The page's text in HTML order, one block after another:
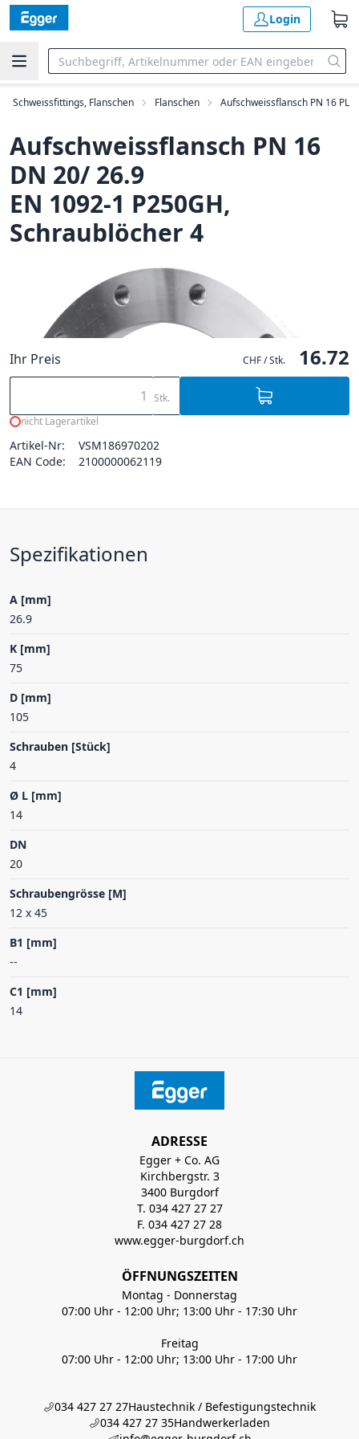
Login
Schweissfittings, Flanschen Flanschen Aufschweissflansch PN 16 PL
Aufschweissflansch PN 16
DN 20/ 26.9
EN 1092-1 P250GH,
Schraublöcher 4
Ihr Preis CHF / Stk. 16.72
Stk.
nicht Lagerartikel
Artikel-Nr:
VSM186970202
EAN Code:
2100000062119
Spezifikationen
A [mm]
26.9
K [mm]
75
D [mm]
105
Schrauben [Stück]
4
Ø L [mm]
14
DN
20
Schraubengrösse [M]
12 x 45
B1 [mm]
--
C1 [mm]
14
ADRESSE
Egger + Co. AG
Kirchbergstr. 3
3400 Burgdorf
T. 034 427 27 27
F. 034 427 27 28
www.egger-burgdorf.ch
ÖFFNUNGSZEITEN
Montag - Donnerstag
07:00 Uhr - 12:00 Uhr; 13:00 Uhr - 17:30 Uhr
Freitag
07:00 Uhr - 12:00 Uhr; 13:00 Uhr - 17:00 Uhr
034 427 27 27Haustechnik / Befestigungstechnik
034 427 27 35Handwerkerladen